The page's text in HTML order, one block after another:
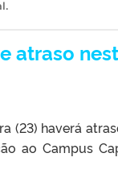
.
atraso
(23) haverá
ao Campus